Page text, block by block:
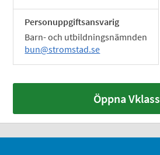
Personuppgiftsansvarig
Barn- och utbildningsnämnden
bun@stromstad.se
Öppna Vklass